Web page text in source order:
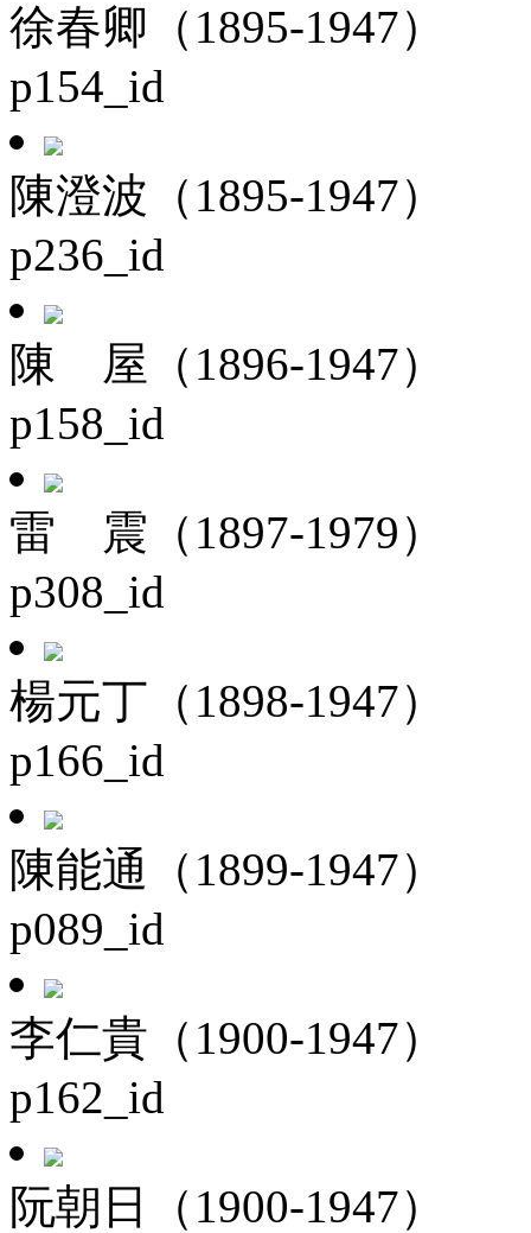
徐春卿（1895-1947）
p154_id
陳澄波（1895-1947）
p236_id
陳 屋（1896-1947）
p158_id
雷 震（1897-1979）
p308_id
楊元丁（1898-1947）
p166_id
陳能通（1899-1947）
p089_id
李仁貴（1900-1947）
p162_id
阮朝日（1900-1947）